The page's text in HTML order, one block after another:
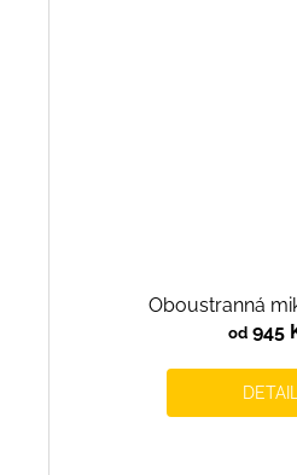
Oboustranná
od 945
DETAIL